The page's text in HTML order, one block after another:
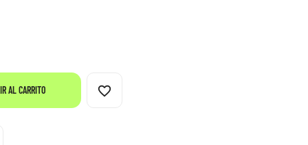
AL CARRITO favorite_border